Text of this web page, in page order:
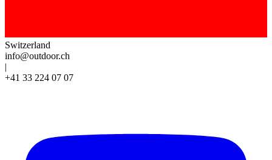
Switzerland
info@outdoor.ch
|
+41 33 224 07 07